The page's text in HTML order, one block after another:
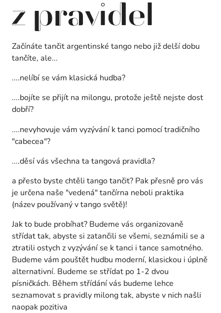
z pravidel
Začínáte tančit argentinské tango nebo již delší dobu
tančíte, ale...
....nelíbí se vám klasická hudba?
....bojíte se přijít na milongu, protože ještě nejste dost
dobří?
....nevyhovuje vám vyzývání k tanci pomocí tradičního
"cabecea"?
....děsí vás všechna ta tangová pravidla?
a přesto byste chtěli tango tančit? Pak přesně pro vás
je určena naše "vedená" tančírna neboli praktika
(název používaný v tango světě)!
Jak to bude probíhat? Budeme vás organizovaně
střídat tak, abyste si zatančili se všemi, seznámili se a
ztratili ostych z vyzývání se k tanci i tance samotného.
Budeme vám pouštět hudbu moderní, klasickou i úplně
alternativní. Budeme se střídat po 1-2 dvou
písničkách. Během střídání vás budeme lehce
seznamovat s pravidly milong tak, abyste v nich našli
naopak pozitiva